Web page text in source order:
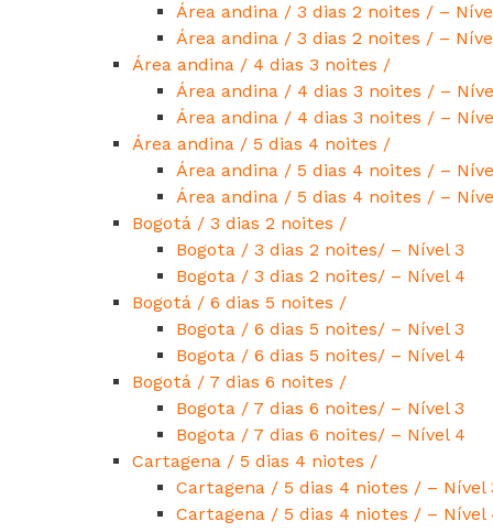
Área andina / 3 dias 2 noites / –
Área andina / 3 dias 2 noites / –
Área andina / 4 dias 3 noites /
Área andina / 4 dias 3 noites / –
Área andina / 4 dias 3 noites / –
Área andina / 5 dias 4 noites /
Área andina / 5 dias 4 noites / –
Área andina / 5 dias 4 noites / –
Bogotá / 3 dias 2 noites /
Bogota / 3 dias 2 noites/ – Nível 3
Bogota / 3 dias 2 noites/ – Nível 4
Bogotá / 6 dias 5 noites /
Bogota / 6 dias 5 noites/ – Nível 3
Bogota / 6 dias 5 noites/ – Nível 4
Bogotá / 7 dias 6 noites /
Bogota / 7 dias 6 noites/ – Nível 3
Bogota / 7 dias 6 noites/ – Nível 4
Cartagena / 5 dias 4 niotes /
Cartagena / 5 dias 4 niotes / – Nível
Cartagena / 5 dias 4 niotes / – Nível